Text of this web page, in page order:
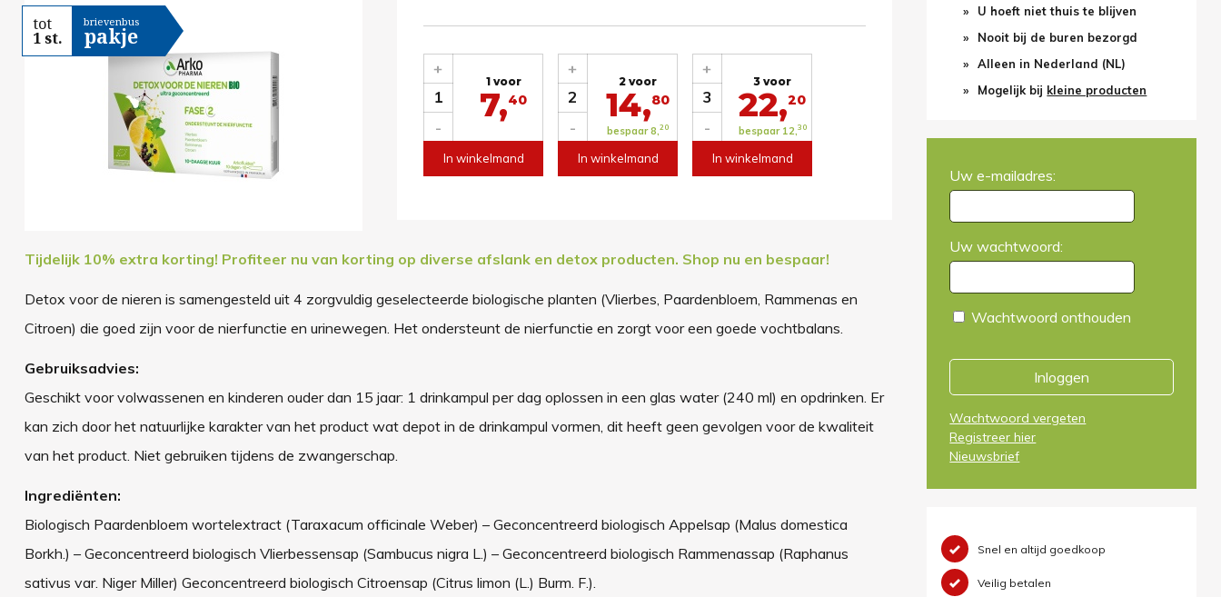
tot
1 st.
brievenbus
pakje
1
-
+
1 voor
7,40
In winkelmand
2
-
+
2 voor
14,80
bespaar 8,20
In winkelmand
3
-
+
3 voor
22,20
bespaar 12,30
In winkelmand
Tijdelijk 10% extra korting! Profiteer nu van korting op diverse afslank en detox producten. Shop nu en bespaar!
Detox voor de nieren is samengesteld uit 4 zorgvuldig geselecteerde biologische planten (Vlierbes, Paardenbloem, Rammenas en
Citroen) die goed zijn voor de nierfunctie en urinewegen. Het ondersteunt de nierfunctie en zorgt voor een goede vochtbalans.
Gebruiksadvies:
Geschikt voor volwassenen en kinderen ouder dan 15 jaar: 1 drinkampul per dag oplossen in een glas water (240 ml) en opdrinken. Er
kan zich door het natuurlijke karakter van het product wat depot in de drinkampul vormen, dit heeft geen gevolgen voor de kwaliteit
van het product. Niet gebruiken tijdens de zwangerschap.
Ingrediënten:
Biologisch Paardenbloem wortelextract (Taraxacum officinale Weber) – Geconcentreerd biologisch Appelsap (Malus domestica
Borkh.) – Geconcentreerd biologisch Vlierbessensap (Sambucus nigra L.) – Geconcentreerd biologisch Rammenassap (Raphanus
sativus var. Niger Miller) Geconcentreerd biologisch Citroensap (Citrus limon (L.) Burm. F.).
U hoeft niet thuis te blijven
Nooit bij de buren bezorgd
Alleen in Nederland (NL)
Mogelijk bij kleine producten
Uw e-mailadres:
Uw wachtwoord:
Wachtwoord onthouden
Inloggen
Wachtwoord vergeten
Registreer hier
Nieuwsbrief
Snel en altijd goedkoop
Veilig betalen